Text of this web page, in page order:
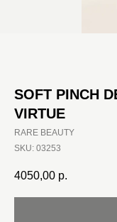
SOFT PINCH
VIRTUE
RARE BEAUTY
SKU: 03253
4050,00 р.